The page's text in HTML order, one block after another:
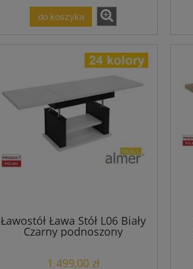
do koszyka
Ławostół Ława Stół L06 Biały
Czarny podnoszony
rozkładany do 200/210cm
1 499,00 zł